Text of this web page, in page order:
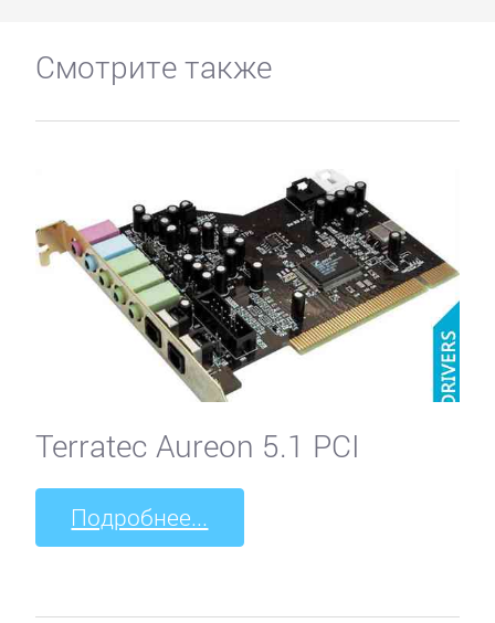
Смотрите также
Terratec Aureon 5.1 PCI
Подробнее...